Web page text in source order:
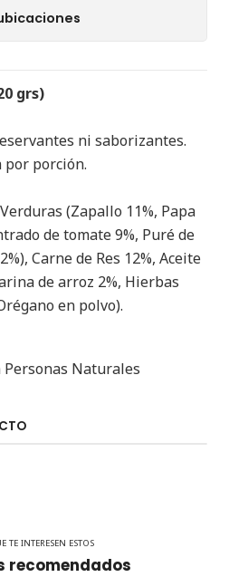
grs)
ni saborizantes.
por porción.
(Zapallo 11%, Papa
de tomate 9%, Puré de
Carne de Res 12%, Aceite
de arroz 2%, Hierbas
en polvo).
Naturales
TE INTERESEN ESTOS
recomendados